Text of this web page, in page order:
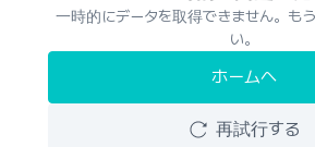
一時的にデータを取得できません。も
い。
ホームへ
再試行する